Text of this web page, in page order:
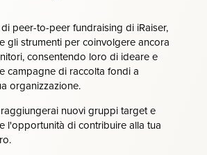
peer-to-peer fundraising di iRaiser,
gli strumenti per coinvolgere ancora
consentendo loro di ideare e
campagne di raccolta fondi a
organizzazione.
nuovi gruppi target e
l'opportunità di contribuire alla tua